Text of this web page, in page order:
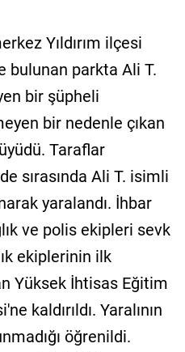
Yıldırım ilçesi
bulunan parkta Ali T.
bir şüpheli
bir nedenle çıkan
Taraflar
sırasında Ali T. isimli
yaralandı. İhbar
ve polis ekipleri sevk
ekiplerinin ilk
Yüksek İhtisas Eğitim
kaldırıldı. Yaralının
öğrenildi.